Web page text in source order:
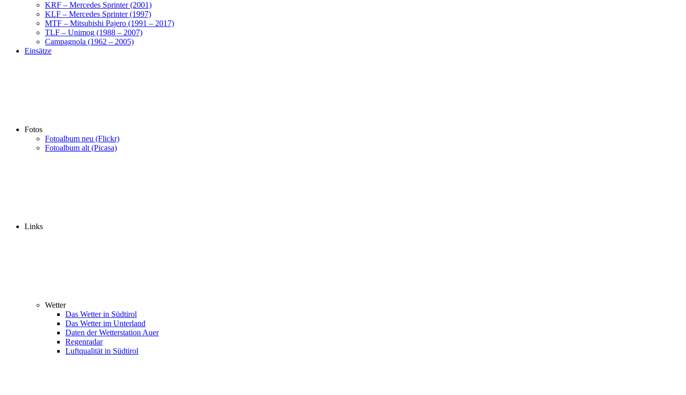
KRF – Mercedes Sprinter (2001)
KLF – Mercedes Sprinter (1997)
MTF – Mitsubishi Pajero (1991 – 2017)
TLF – Unimog (1988 – 2007)
Campagnola (1962 – 2005)
Einsätze
Fotos
Fotoalbum neu (Flickr)
Fotoalbum alt (Picasa)
Links
Wetter
Das Wetter in Südtirol
Das Wetter im Unterland
Daten der Wetterstation Auer
Regenradar
Luftqualität in Südtirol